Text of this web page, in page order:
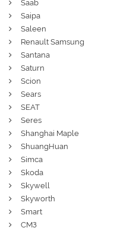
Saab
Saipa
Saleen
Renault Samsung
Santana
Saturn
Scion
Sears
SEAT
Seres
Shanghai Maple
ShuangHuan
Simca
Skoda
Skywell
Skyworth
Smart
СМЗ